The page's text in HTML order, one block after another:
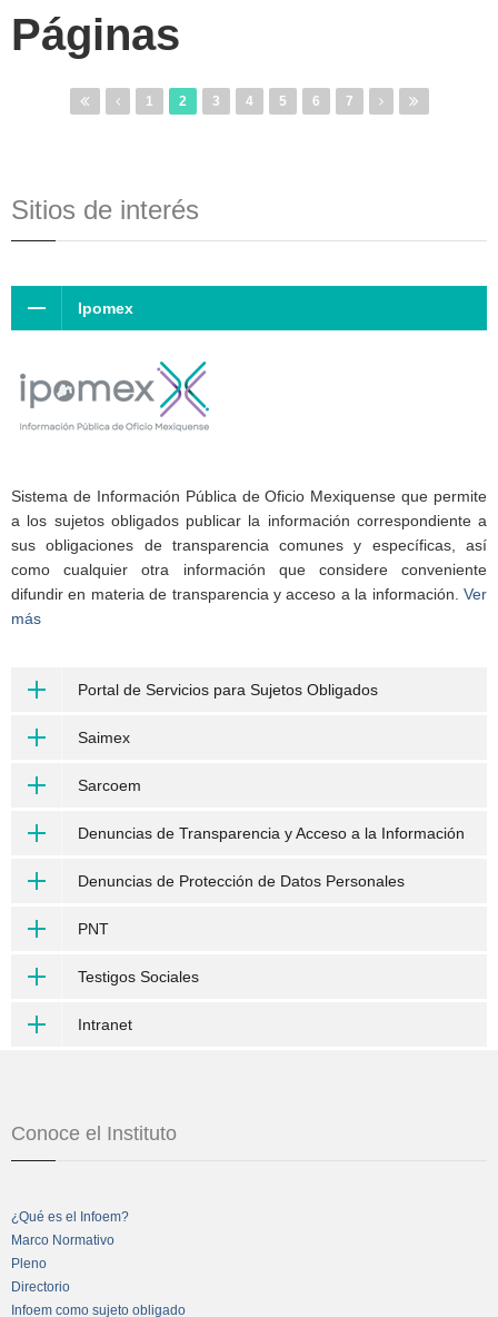
Páginas
1 2 3 4 5 6 7
Sitios de interés
Ipomex
Sistema de Información Pública de Oficio Mexiquense que permite
a los sujetos obligados publicar la información correspondiente a
sus obligaciones de transparencia comunes y específicas, así
como cualquier otra información que considere conveniente
difundir en materia de transparencia y acceso a la información. Ver
más
Portal de Servicios para Sujetos Obligados
Saimex
Sarcoem
Denuncias de Transparencia y Acceso a la Información
Denuncias de Protección de Datos Personales
PNT
Testigos Sociales
Intranet
Conoce el Instituto
¿Qué es el Infoem?
Marco Normativo
Pleno
Directorio
Infoem como sujeto obligado